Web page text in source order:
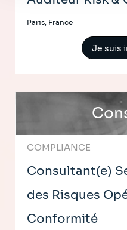
Paris, France
Je suis
COMPLIANCE
Consultant(e)
des Risques
Conformité